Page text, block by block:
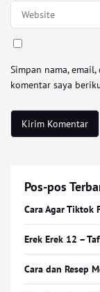
Simpan nama,
komentar saya
Pos-pos
Cara Agar Tiktok
Erek Erek 12 –
Cara dan Resep